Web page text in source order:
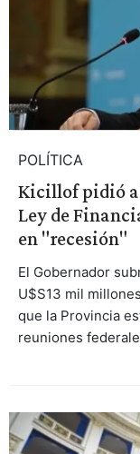
POLÍTICA
Kicillof pidió a
Ley de
en "recesión"
El Gobernador
U$S13 mil
que la Provincia
reuniones